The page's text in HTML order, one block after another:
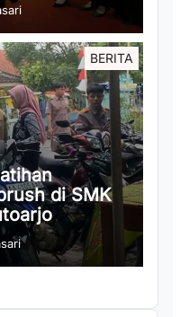
BERITA
di SMK